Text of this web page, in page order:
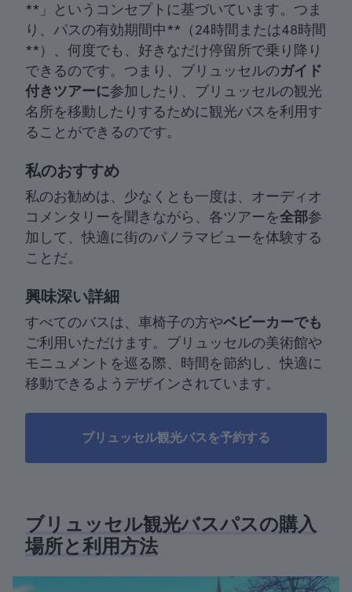
**」というコンセプトに基づいています。つま
り、パスの有効期間中**（24時間または48時間
**）、何度でも、好きなだけ停留所で乗り降り
できるのです。つまり、ブリュッセルのガイド
付きツアーに参加したり、ブリュッセルの観光
名所を移動したりするために観光バスを利用す
ることができるのです。
私のおすすめ
私のお勧めは、少なくとも一度は、オーディオ
コメンタリーを聞きながら、各ツアーを全部参
加して、快適に街のパノラマビューを体験する
ことだ。
興味深い詳細
すべてのバスは、車椅子の方やベビーカーでも
ご利用いただけます。ブリュッセルの美術館や
モニュメントを巡る際、時間を節約し、快適に
移動できるようデザインされています。
ブリュッセル観光バスを予約する
ブリュッセル観光バスパスの購入
場所と利用方法